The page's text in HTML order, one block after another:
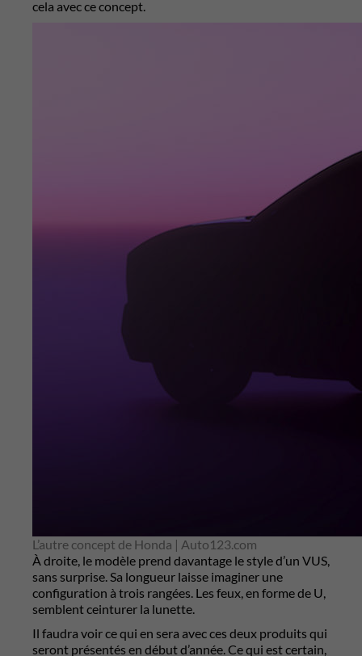
cela avec ce concept.
L’autre concept de Honda | Auto123.com
À droite, le modèle prend davantage le style d’un VUS,
sans surprise. Sa longueur laisse imaginer une
configuration à trois rangées. Les feux, en forme de U,
semblent ceinturer la lunette.
Il faudra voir ce qui en sera avec ces deux produits qui
seront présentés en début d’année. Ce qui est certain,